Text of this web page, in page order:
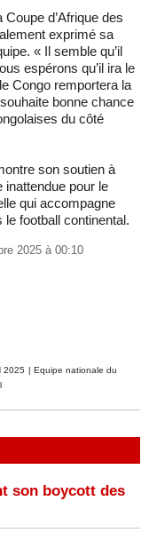
d’Afrique des
exprimé sa
« Il semble qu’il
espérons qu’il ira le
Congo remportera la
bonne chance
du côté
son soutien à
pour le
qui accompagne
le football continental.
2025 à 00:10
2025 | Equipe nationale du
son boycott des